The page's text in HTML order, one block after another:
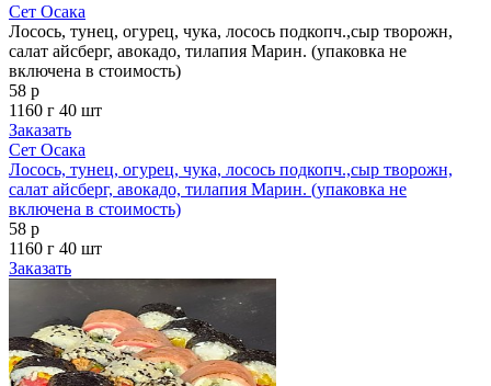
Сет Осака
Лосось, тунец, огурец, чука, лосось подкопч.,сыр творожн,
салат айсберг, авокадо, тилапия Марин. (упаковка не
включена в стоимость)
58 р
1160 г 40 шт
Заказать
Сет Осака
Лосось, тунец, огурец, чука, лосось подкопч.,сыр творожн,
салат айсберг, авокадо, тилапия Марин. (упаковка не
включена в стоимость)
58 р
1160 г 40 шт
Заказать